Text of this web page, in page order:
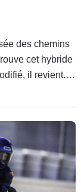
des chemins
cet hybride
il revient.